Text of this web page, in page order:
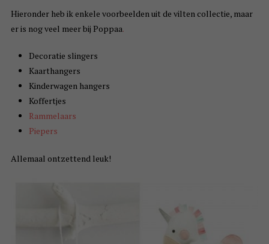
Hieronder heb ik enkele voorbeelden uit de vilten collectie, maar
er is nog veel meer bij Poppaa.
Decoratie slingers
Kaarthangers
Kinderwagen hangers
Koffertjes
Rammelaars
Piepers
Allemaal ontzettend leuk!